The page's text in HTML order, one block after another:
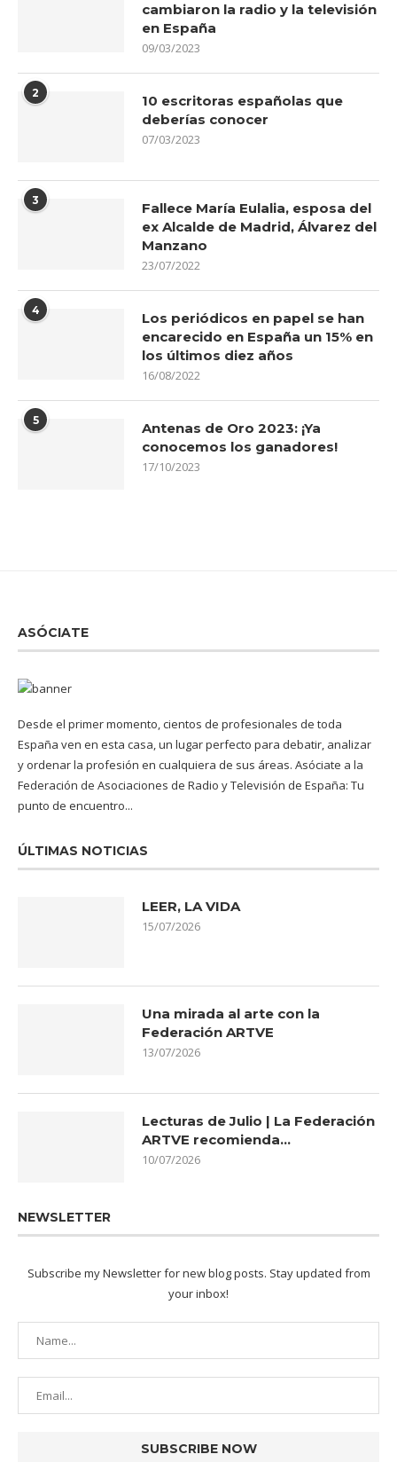
cambiaron la radio y la televisión
en España
09/03/2023
2
10 escritoras españolas que
deberías conocer
07/03/2023
3
Fallece María Eulalia, esposa del
ex Alcalde de Madrid, Álvarez del
Manzano
23/07/2022
4
Los periódicos en papel se han
encarecido en España un 15% en
los últimos diez años
16/08/2022
5
Antenas de Oro 2023: ¡Ya
conocemos los ganadores!
17/10/2023
ASÓCIATE
Desde el primer momento, cientos de profesionales de toda
España ven en esta casa, un lugar perfecto para debatir, analizar
y ordenar la profesión en cualquiera de sus áreas. Asóciate a la
Federación de Asociaciones de Radio y Televisión de España: Tu
punto de encuentro...
ÚLTIMAS NOTICIAS
LEER, LA VIDA
15/07/2026
Una mirada al arte con la
Federación ARTVE
13/07/2026
Lecturas de Julio | La Federación
ARTVE recomienda…
10/07/2026
NEWSLETTER
Subscribe my Newsletter for new blog posts. Stay updated from
your inbox!